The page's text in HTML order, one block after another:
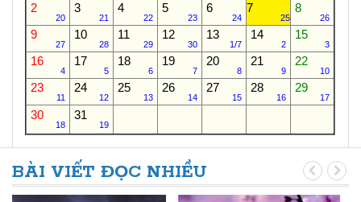
2
20
3
21
4
22
5
23
6
24
7
25
8
26
9
27
10
28
11
29
12
30
13
1/7
14
2
15
3
16
4
17
5
18
6
19
7
20
8
21
9
22
10
23
11
24
12
25
13
26
14
27
15
28
16
29
17
30
18
31
19
BÀI VIẾT ĐỌC NHIỀU